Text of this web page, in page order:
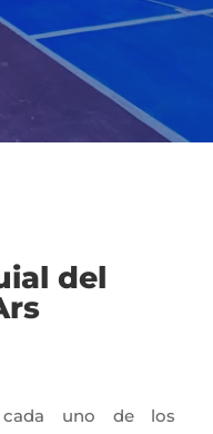
del
cada uno de los